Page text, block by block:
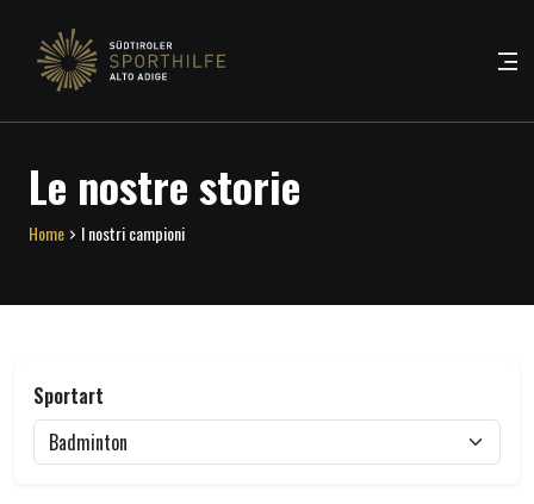
Le nostre storie
Home I nostri campioni
Sportart